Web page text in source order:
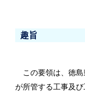
趣旨
この要領は、徳島
が所管する工事及